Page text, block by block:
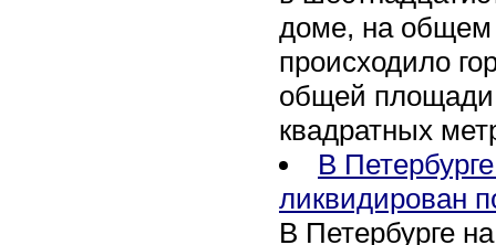
доме, на общем
происходило
общей площади
квадратных
В
ликвидирован
В Петербурге